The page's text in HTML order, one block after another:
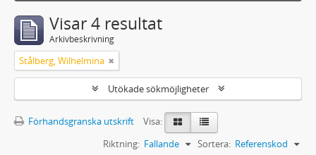
Visar 4 resultat
Arkivbeskrivning
Stålberg, Wilhelmina
Utökade sökmöjligheter
Förhandsgranska utskrift
Visa:
Sortera: Referenskod
Riktning: Fallande